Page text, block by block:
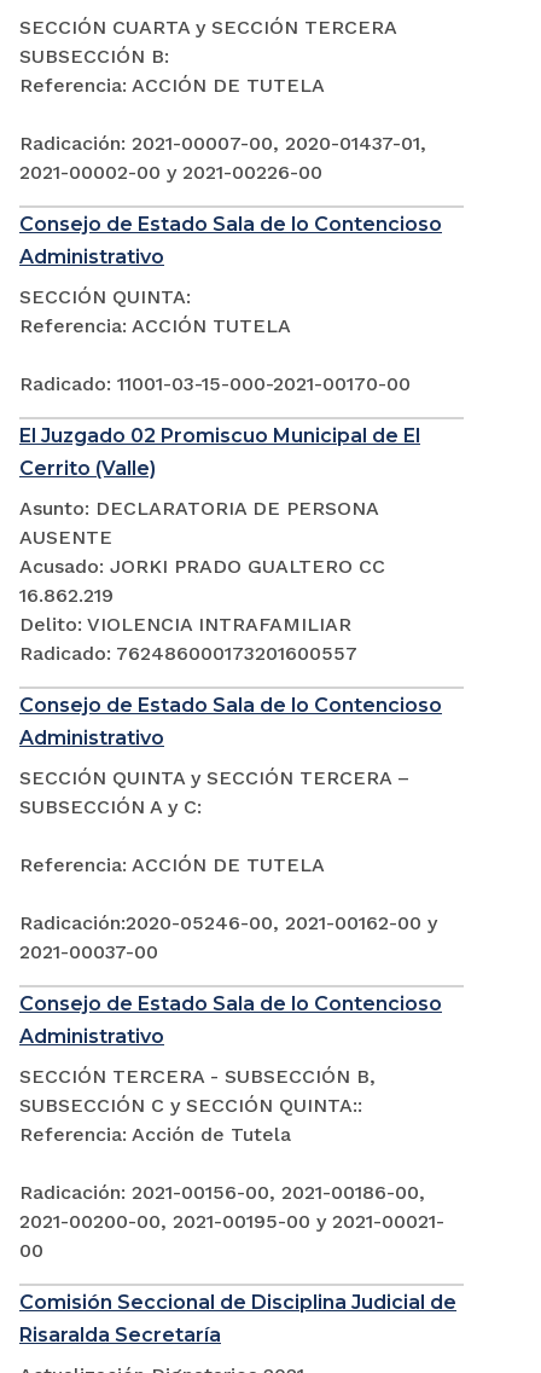
SECCIÓN CUARTA y SECCIÓN TERCERA
SUBSECCIÓN B:
Referencia: ACCIÓN DE TUTELA
Radicación: 2021-00007-00, 2020-01437-01,
2021-00002-00 y 2021-00226-00
Consejo de Estado Sala de lo Contencioso
Administrativo
SECCIÓN QUINTA:
Referencia: ACCIÓN TUTELA
Radicado: 11001-03-15-000-2021-00170-00
El Juzgado 02 Promiscuo Municipal de El
Cerrito (Valle)
Asunto: DECLARATORIA DE PERSONA
AUSENTE
Acusado: JORKI PRADO GUALTERO CC
16.862.219
Delito: VIOLENCIA INTRAFAMILIAR
Radicado: 762486000173201600557
Consejo de Estado Sala de lo Contencioso
Administrativo
SECCIÓN QUINTA y SECCIÓN TERCERA –
SUBSECCIÓN A y C:
Referencia: ACCIÓN DE TUTELA
Radicación:2020-05246-00, 2021-00162-00 y
2021-00037-00
Consejo de Estado Sala de lo Contencioso
Administrativo
SECCIÓN TERCERA - SUBSECCIÓN B,
SUBSECCIÓN C y SECCIÓN QUINTA::
Referencia: Acción de Tutela
Radicación: 2021-00156-00, 2021-00186-00,
2021-00200-00, 2021-00195-00 y 2021-00021-
00
Comisión Seccional de Disciplina Judicial de
Risaralda Secretaría